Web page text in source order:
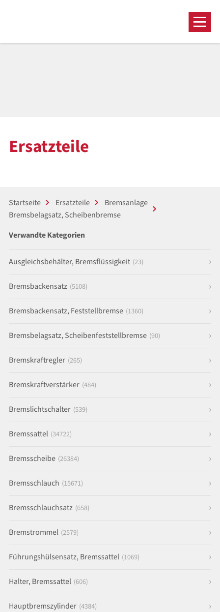
Ersatzteile
Startseite Ersatzteile
Bremsanlage
Bremsbelagsatz, Scheibenbremse
Verwandte Kategorien
Ausgleichsbehälter, Bremsflüssigkeit (23)
Bremsbackensatz (5108)
Bremsbackensatz, Feststellbremse (1360)
Bremsbelagsatz, Scheibenfeststellbremse (90)
Bremskraftregler (265)
Bremskraftverstärker (484)
Bremslichtschalter (539)
Bremssattel (34722)
Bremsscheibe (26384)
Bremsschlauch (15671)
Bremsschlauchsatz (658)
Bremstrommel (2579)
Führungshülsensatz, Bremssattel (1069)
Halter, Bremssattel (606)
Hauptbremszylinder (4384)